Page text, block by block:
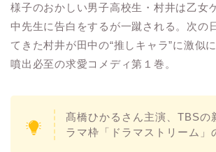
様子のおかしい男子高校生・村井は乙女
中先生に告白をするが一蹴される。次の
てきた村井が田中の“推しキャラ”に激似
噴出必至の求愛コメディ第１巻。
髙橋ひかるさん主演、TBSの
ラマ枠「ドラマストリーム」